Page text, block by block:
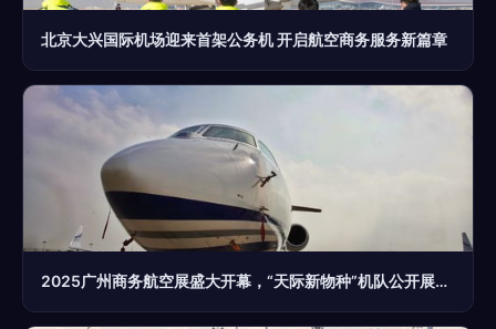
北京大兴国际机场迎来首架公务机 开启航空商务服务新篇章
2025广州商务航空展盛大开幕，“天际新物种”机队公开展出,“地面互联与服务面对面提供多元整体服务商业价值提炼商”，(